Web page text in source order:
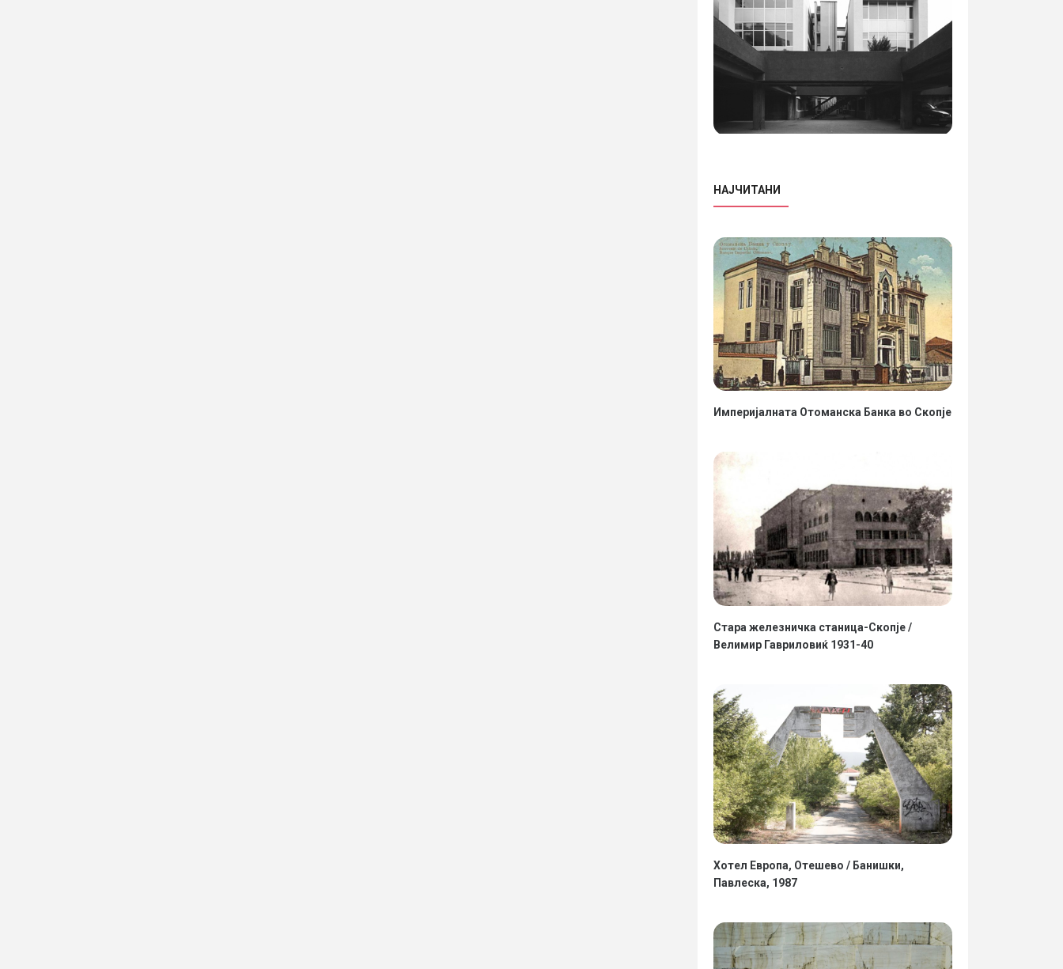
НАЈЧИТАНИ
Империјалната Отоманска Банка во Скопје
Стара железничка станица-Скопје /
Велимир Гавриловиќ 1931-40
Хотел Европа, Отешево / Банишки,
Павлеска, 1987